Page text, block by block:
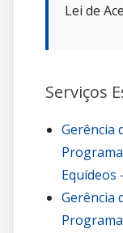
Lei de
Serviços
Gerência
Equídeos
Gerência